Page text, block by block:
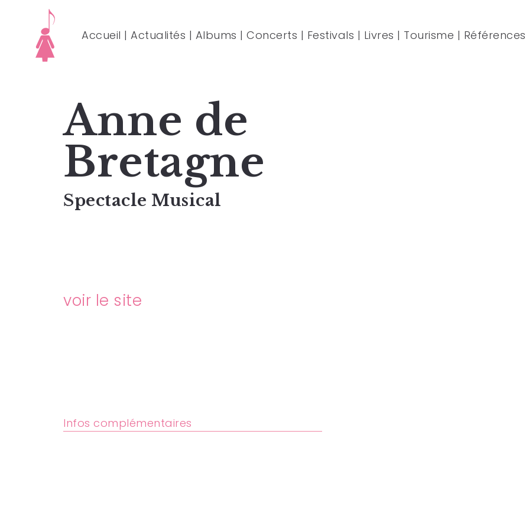
Accueil | Actualités | Albums | Concerts | Festivals | Livres | Tourisme | Références
Anne de
Bretagne
Spectacle Musical
voir le site
Infos complémentaires